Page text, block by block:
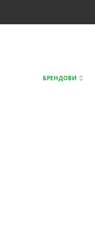
БРЕНДОВИ